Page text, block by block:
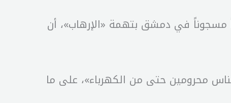
(26 عاماً) الذي بدا شاحباً تحوط عينيه هالتان سوداوان، بعدما أمضى 36 يوماً مسجوناً في دمشق بتهمة «الإرهاب»، أن
محرومين حتى من الكهرباء»، على ما